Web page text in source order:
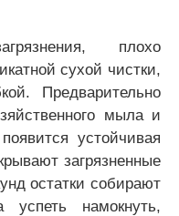
плохо
сухой чистки,
Предварительно
мыла и
устойчивая
загрязненные
остатки собирают
намокнуть,